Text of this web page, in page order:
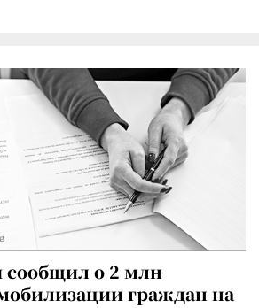
сообщил о 2 млн
граждан на